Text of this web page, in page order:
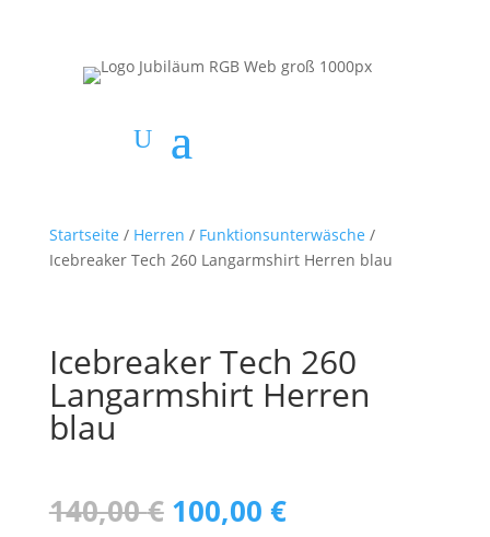
Startseite / Herren / Funktionsunterwäsche /
Icebreaker Tech 260 Langarmshirt Herren blau
Icebreaker Tech 260
Langarmshirt Herren
blau
140,00€ Ursprünglicher
100,00 €Aktueller